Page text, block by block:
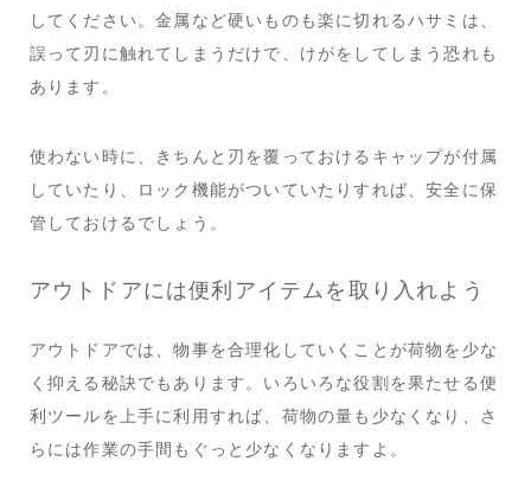
してください。金属など硬いものも楽に切れるハサミは、
誤って刃に触れてしまうだけで、けがをしてしまう恐れも
あります。
使わない時に、きちんと刃を覆っておけるキャップが付属
していたり、ロック機能がついていたりすれば、安全に保
管しておけるでしょう。
アウトドアには便利アイテムを取り入れよう
アウトドアでは、物事を合理化していくことが荷物を少な
く抑える秘訣でもあります。いろいろな役割を果たせる便
利ツールを上手に利用すれば、荷物の量も少なくなり、さ
らには作業の手間もぐっと少なくなりますよ。